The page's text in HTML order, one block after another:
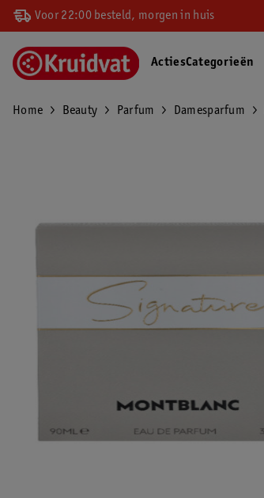
Voor 22:00 besteld, morgen in huis
ActiesCategorieën
Home Beauty Parfum Damesparfum